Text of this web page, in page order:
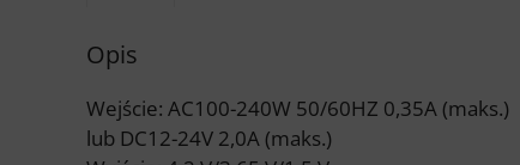
Opis
Wejście: AC100-240W 50/60HZ 0,35A (maks.)
lub DC12-24V 2,0A (maks.)